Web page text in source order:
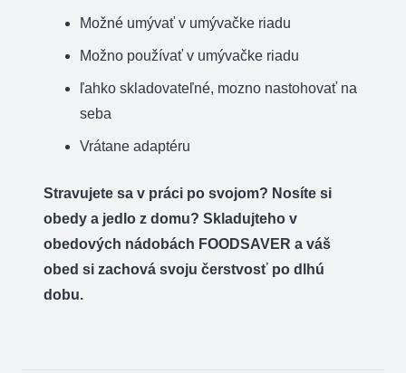
Možné umývať v umývačke riadu
Možno používať v umývačke riadu
ľahko skladovateľné, mozno nastohovať na
seba
Vrátane adaptéru
Stravujete sa v práci po svojom? Nosíte si
obedy a jedlo z domu? Skladujteho v
obedových nádobách FOODSAVER a váš
obed si zachová svoju čerstvosť po dlhú
dobu.